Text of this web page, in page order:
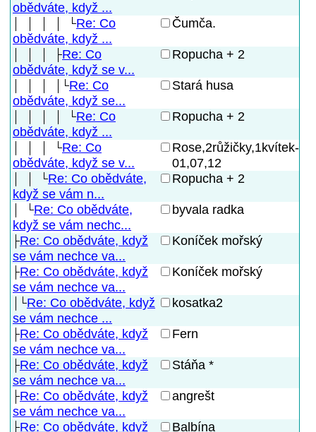
obědváte, když ...
Re: Co
obědváte, když ...
Čumča.
Re: Co
obědváte, když se v...
Ropucha + 2
Re: Co
obědváte, když se...
Stará husa
Re: Co
obědváte, když ...
Ropucha + 2
Re: Co
obědváte, když se v...
Rose,2růžičky,1kvítek-
01,07,12
Re: Co obědváte,
když se vám n...
Ropucha + 2
Re: Co obědváte,
když se vám nechc...
byvala radka
Re: Co obědváte, když
se vám nechce va...
Koníček mořský
Re: Co obědváte, když
se vám nechce va...
Koníček mořský
Re: Co obědváte, když
se vám nechce ...
kosatka2
Re: Co obědváte, když
se vám nechce va...
Fern
Re: Co obědváte, když
se vám nechce va...
Stáňa *
Re: Co obědváte, když
se vám nechce va...
angrešt
Re: Co obědváte, když
Balbína